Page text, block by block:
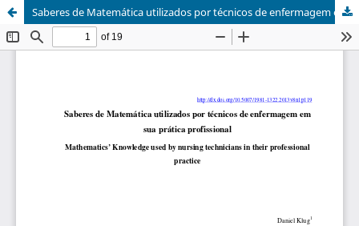
Saberes de Matemática utilizados por técnicos de enfermagem em sua prática profissional<br>Mathematics’ Knowledge used by nursing technicians in their professional practice